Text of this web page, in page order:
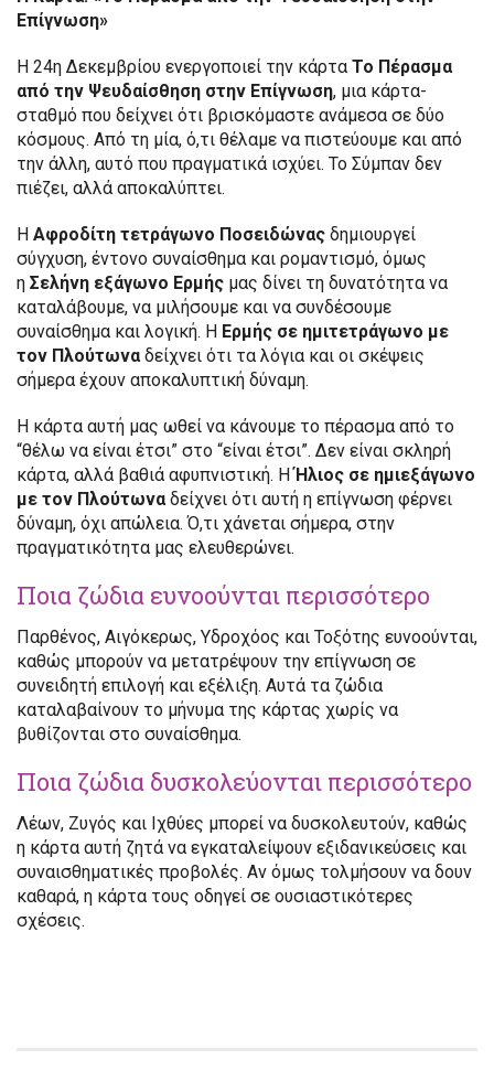
Επίγνωση»
Η 24η Δεκεμβρίου ενεργοποιεί την κάρτα Το Πέρασμα
από την Ψευδαίσθηση στην Επίγνωση, μια κάρτα-
σταθμό που δείχνει ότι βρισκόμαστε ανάμεσα σε δύο
κόσμους. Από τη μία, ό,τι θέλαμε να πιστεύουμε και από
την άλλη, αυτό που πραγματικά ισχύει. Το Σύμπαν δεν
πιέζει, αλλά αποκαλύπτει.
Η Αφροδίτη τετράγωνο Ποσειδώνας δημιουργεί
σύγχυση, έντονο συναίσθημα και ρομαντισμό, όμως
η Σελήνη εξάγωνο Ερμής μας δίνει τη δυνατότητα να
καταλάβουμε, να μιλήσουμε και να συνδέσουμε
συναίσθημα και λογική. Η Ερμής σε ημιτετράγωνο με
τον Πλούτωναδείχνει ότι τα λόγια και οι σκέψεις
σήμερα έχουν αποκαλυπτική δύναμη.
Η κάρτα αυτή μας ωθεί να κάνουμε το πέρασμα από το
“θέλω να είναι έτσι” στο “είναι έτσι”. Δεν είναι σκληρή
κάρτα, αλλά βαθιά αφυπνιστική. ΗΉλιος σε ημιεξάγωνο
με τον Πλούτωναδείχνει ότι αυτή η επίγνωση φέρνει
δύναμη, όχι απώλεια. Ό,τι χάνεται σήμερα, στην
πραγματικότητα μας ελευθερώνει.
Ποια ζώδια ευνοούνται περισσότερο
Παρθένος, Αιγόκερως, Υδροχόος και Τοξότης ευνοούνται,
καθώς μπορούν να μετατρέψουν την επίγνωση σε
συνειδητή επιλογή και εξέλιξη. Αυτά τα ζώδια
καταλαβαίνουν το μήνυμα της κάρτας χωρίς να
βυθίζονται στο συναίσθημα.
Ποια ζώδια δυσκολεύονται περισσότερο
Λέων, Ζυγός και Ιχθύες μπορεί να δυσκολευτούν, καθώς
η κάρτα αυτή ζητά να εγκαταλείψουν εξιδανικεύσεις και
συναισθηματικές προβολές. Αν όμως τολμήσουν να δουν
καθαρά, η κάρτα τους οδηγεί σε ουσιαστικότερες
σχέσεις.